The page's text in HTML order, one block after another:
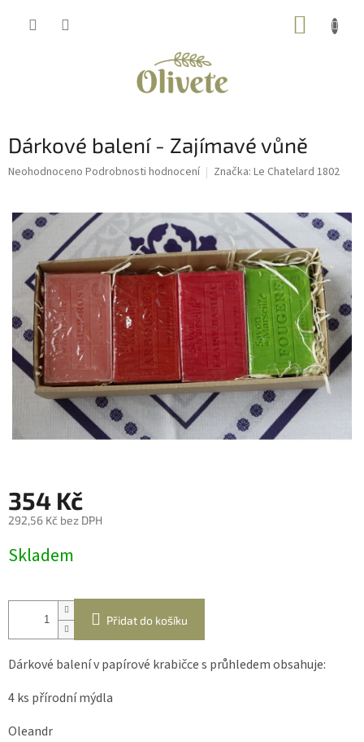
Dárkové balení - Zajímavé vůně
Průměrné
je
0,0
z
hvězdiček.
Neohodnoceno Podrobnosti hodnocení Značka: Le Chatelard 1802
354 Kč
292,56 Kč bez DPH
cena:
Skladem
Přidat do košíku
Dárkové balení v papírové krabičce s průhledem obsahuje:
4 ks přírodní mýdla
Oleandr